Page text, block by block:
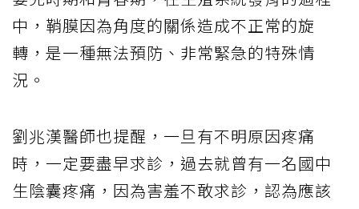
中，鞘膜因為角度的關係造成不正常的旋
轉，是一種無法預防、非常緊急的特殊情
況。
劉兆漢醫師也提醒，一旦有不明原因疼痛
時，一定要盡早求診，過去就曾有一名國中
生陰囊疼痛，因為害羞不敢求診，認為應該